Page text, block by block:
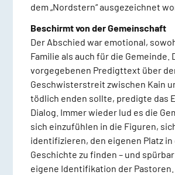
dem „Nordstern“ ausgezeichnet
Beschirmt von der Gemeinschaft
Der Abschied war emotional,
Familie als auch für die Gemeinde.
vorgegebenen Predigttext über
Geschwisterstreit zwischen Kain
tödlich enden sollte, predigte das
Dialog. Immer wieder lud es die
sich einzufühlen in die Figuren,
identifizieren, den eigenen Platz
Geschichte zu finden – und
eigene Identifikation der Pastoren.